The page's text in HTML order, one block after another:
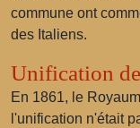
commune ont
des Italiens.
Unification
En 1861, le
l'unification n'était